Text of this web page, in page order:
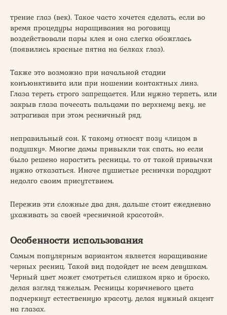
трение глаз (век). Такое часто хочется сделать, если во
время процедуры наращивания на роговицу
воздействовали пары клея и она слегка обожглась
(появились красные пятна на белках глаз).
Также это возможно при начальной стадии
конъюнктивита или при ношении контактных линз.
Глаза тереть строго запрещается. Или нужно терпеть, или
закрыв глаза почесать пальцами по верхнему веку, не
затрагивая при этом ресничный ряд.
неправильный сон. К такому относят позу «лицом в
подушку». Многие дамы привыкли так спать, но если
было решено нарастить ресницы, то от такой привычки
нужно отказаться. Иначе пушистые реснички порадуют
недолго своим присутствием.
Пережив эти сложные два дня, дальше стоит ежедневно
ухаживать за своей «ресничной красотой».
Особенности использования
Самым популярным вариантом является наращивание
черных ресниц. Такой вид подойдет не всем девушкам.
Черный цвет может смотреться слишком ярко и броско,
делая взгляд тяжелым. Ресницы коричневого цвета
подчеркнут естественную красоту, делая нужный акцент
на глазах.